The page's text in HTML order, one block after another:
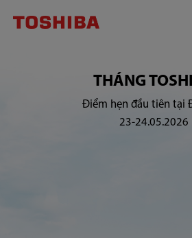
THÁNG
Điểm hẹn đầu tiên tại
23-24.05.2026